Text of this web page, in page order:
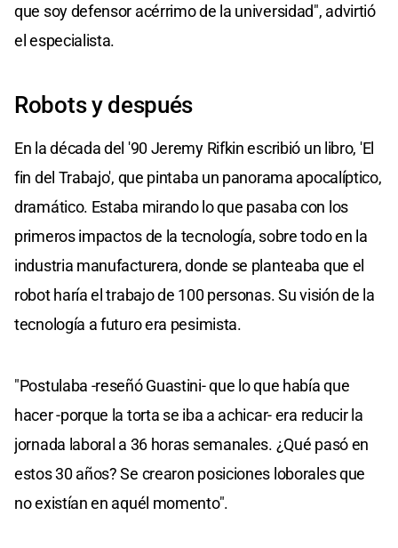
que soy defensor acérrimo de la universidad", advirtió
el especialista.
Robots y después
En la década del '90 Jeremy Rifkin escribió un libro, 'El
fin del Trabajo', que pintaba un panorama apocalíptico,
dramático. Estaba mirando lo que pasaba con los
primeros impactos de la tecnología, sobre todo en la
industria manufacturera, donde se planteaba que el
robot haría el trabajo de 100 personas. Su visión de la
tecnología a futuro era pesimista.
"Postulaba -reseñó Guastini- que lo que había que
hacer -porque la torta se iba a achicar- era reducir la
jornada laboral a 36 horas semanales. ¿Qué pasó en
estos 30 años? Se crearon posiciones loborales que
no existían en aquél momento".